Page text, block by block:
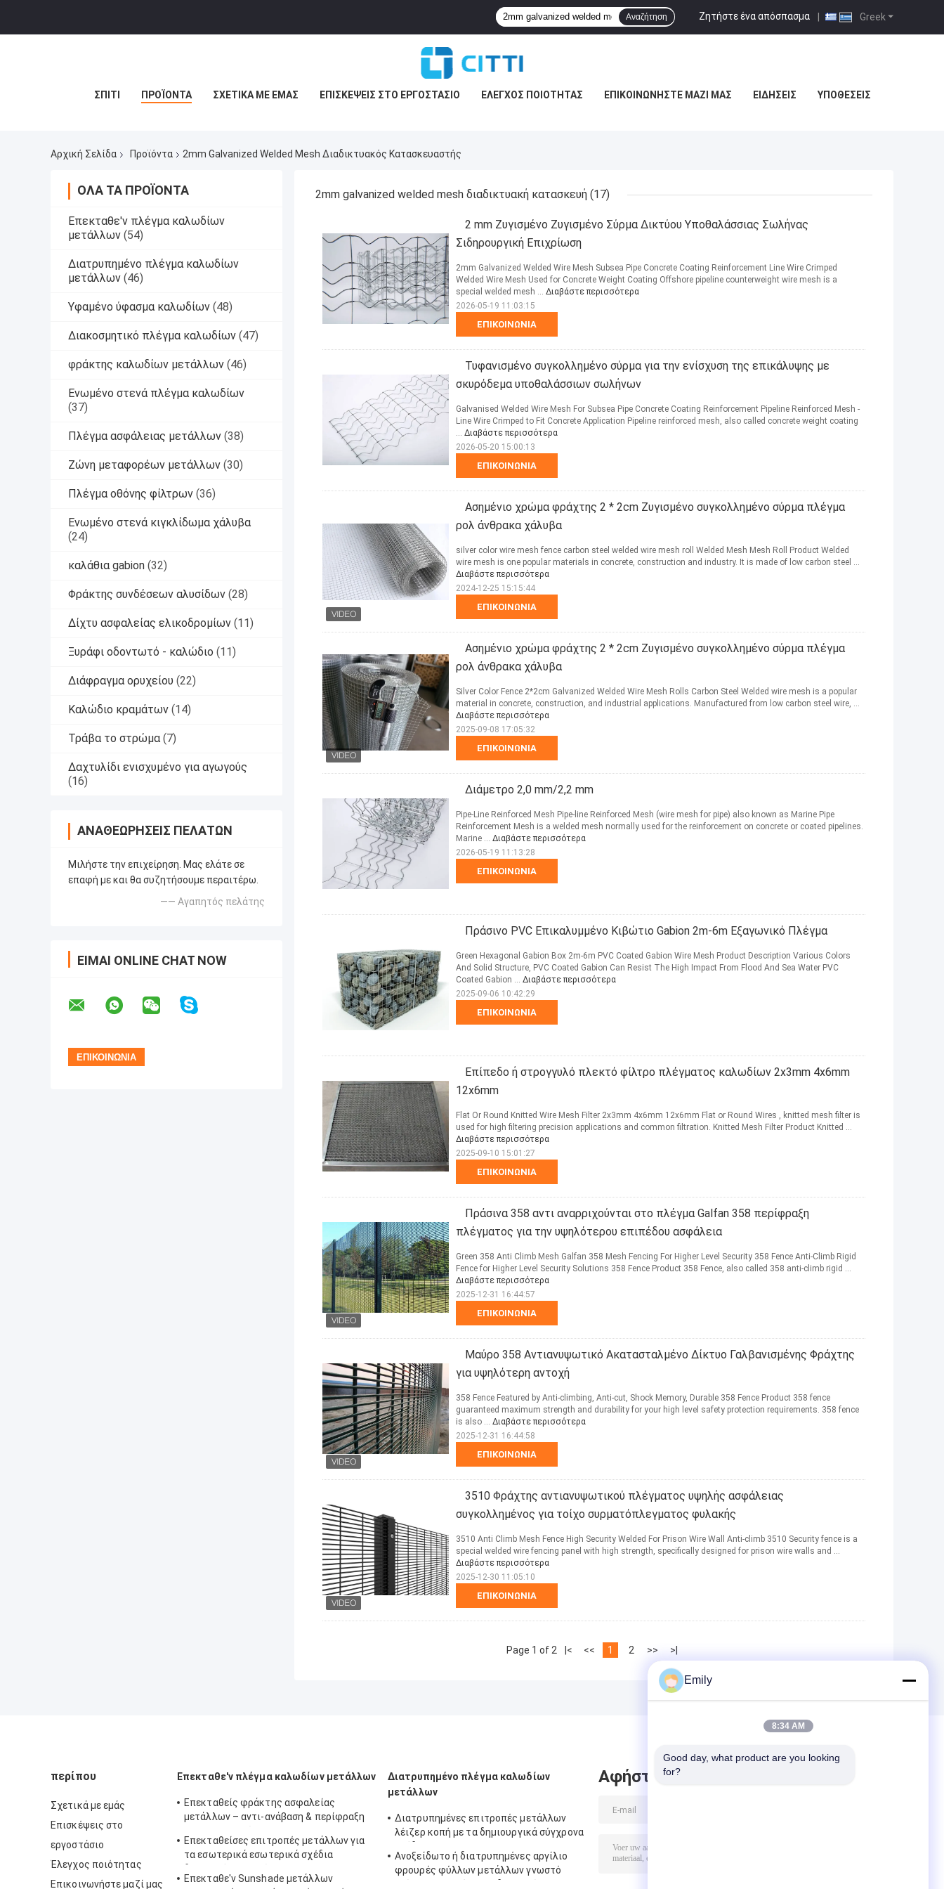
Greek
Ζητήστε ένα απόσπασμα |
Αναζήτηση
ΣΠΊΤΙ ΠΡΟΪΌΝΤΑ ΣΧΕΤΙΚΆ ΜΕ ΕΜΆΣ ΕΠΙΣΚΈΨΕΙΣ ΣΤΟ ΕΡΓΟΣΤΆΣΙΟ ΈΛΕΓΧΟΣ ΠΟΙΌΤΗΤΑΣ ΕΠΙΚΟΙΝΩΝΉΣΤΕ ΜΑΖΊ ΜΑΣ ΕΙΔΉΣΕΙΣ ΥΠΟΘΈΣΕΙΣ
Αρχική Σελίδα Προϊόντα 2mm Galvanized Welded Mesh Διαδικτυακός Κατασκευαστής
ΌΛΑ ΤΑ ΠΡΟΪΌΝΤΑ
Επεκταθε'ν πλέγμα καλωδίων
μετάλλων (54)
Διατρυπημένο πλέγμα καλωδίων
μετάλλων (46)
Υφαμένο ύφασμα καλωδίων (48)
Διακοσμητικό πλέγμα καλωδίων (47)
φράκτης καλωδίων μετάλλων (46)
Ενωμένο στενά πλέγμα καλωδίων
(37)
Πλέγμα ασφάλειας μετάλλων (38)
Ζώνη μεταφορέων μετάλλων (30)
Πλέγμα οθόνης φίλτρων (36)
Ενωμένο στενά κιγκλίδωμα χάλυβα
(24)
καλάθια gabion (32)
Φράκτης συνδέσεων αλυσίδων (28)
Δίχτυ ασφαλείας ελικοδρομίων (11)
Ξυράφι οδοντωτό - καλώδιο (11)
Διάφραγμα ορυχείου (22)
Καλώδιο κραμάτων (14)
Τράβα το στρώμα (7)
Δαχτυλίδι ενισχυμένο για αγωγούς
(16)
ΑΝΑΘΕΩΡΉΣΕΙΣ ΠΕΛΑΤΏΝ
Μιλήστε την επιχείρηση. Μας ελάτε σε
επαφή με και θα συζητήσουμε περαιτέρω.
—— Αγαπητός πελάτης
ΕΊΜΑΙ ONLINE CHAT NOW
2mm galvanized welded mesh διαδικτυακή κατασκευή (17)
2 mm Ζυγισμένο Ζυγισμένο Σύρμα Δικτύου Υποθαλάσσιας Σωλήνας
Σιδηρουργική Επιχρίωση
ΕΠΙΚΟΙΝΩΝΊΑ
2mm Galvanized Welded Wire Mesh Subsea Pipe Concrete Coating Reinforcement Line Wire Crimped
Welded Wire Mesh Used for Concrete Weight Coating Offshore pipeline counterweight wire mesh is a
special welded mesh ... Διαβάστε περισσότερα
2026-05-19 11:03:15
Τυφανισμένο συγκολλημένο σύρμα για την ενίσχυση της επικάλυψης με
σκυρόδεμα υποθαλάσσιων σωλήνων
ΕΠΙΚΟΙΝΩΝΊΑ
Galvanised Welded Wire Mesh For Subsea Pipe Concrete Coating Reinforcement Pipeline Reinforced Mesh -
Line Wire Crimped to Fit Concrete Application Pipeline reinforced mesh, also called concrete weight coating
... Διαβάστε περισσότερα
2026-05-20 15:00:13
Ασημένιο χρώμα φράχτης 2 * 2cm Ζυγισμένο συγκολλημένο σύρμα πλέγμα
ρολ άνθρακα χάλυβα
ΕΠΙΚΟΙΝΩΝΊΑ
silver color wire mesh fence carbon steel welded wire mesh roll Welded Mesh Mesh Roll Product Welded
wire mesh is one popular materials in concrete, construction and industry. It is made of low carbon steel ...
Διαβάστε περισσότερα
2024-12-25 15:15:44
Ασημένιο χρώμα φράχτης 2 * 2cm Ζυγισμένο συγκολλημένο σύρμα πλέγμα
ρολ άνθρακα χάλυβα
ΕΠΙΚΟΙΝΩΝΊΑ
Silver Color Fence 2*2cm Galvanized Welded Wire Mesh Rolls Carbon Steel Welded wire mesh is a popular
material in concrete, construction, and industrial applications. Manufactured from low carbon steel wire, ...
Διαβάστε περισσότερα
2025-09-08 17:05:32
Διάμετρο 2,0 mm/2,2 mm
ΕΠΙΚΟΙΝΩΝΊΑ
Pipe-Line Reinforced Mesh Pipe-line Reinforced Mesh (wire mesh for pipe) also known as Marine Pipe
Reinforcement Mesh is a welded mesh normally used for the reinforcement on concrete or coated pipelines.
Marine ... Διαβάστε περισσότερα
2026-05-19 11:13:28
Πράσινο PVC Επικαλυμμένο Κιβώτιο Gabion 2m-6m Εξαγωνικό Πλέγμα
ΕΠΙΚΟΙΝΩΝΊΑ
Green Hexagonal Gabion Box 2m-6m PVC Coated Gabion Wire Mesh Product Description Various Colors
And Solid Structure, PVC Coated Gabion Can Resist The High Impact From Flood And Sea Water PVC
Coated Gabion ... Διαβάστε περισσότερα
2025-09-06 10:42:29
Επίπεδο ή στρογγυλό πλεκτό φίλτρο πλέγματος καλωδίων 2x3mm 4x6mm
12x6mm
ΕΠΙΚΟΙΝΩΝΊΑ
Flat Or Round Knitted Wire Mesh Filter 2x3mm 4x6mm 12x6mm Flat or Round Wires , knitted mesh filter is
used for high filtering precision applications and common filtration. Knitted Mesh Filter Product Knitted ...
Διαβάστε περισσότερα
2025-09-10 15:01:27
Πράσινα 358 αντι αναρριχούνται στο πλέγμα Galfan 358 περίφραξη
πλέγματος για την υψηλότερου επιπέδου ασφάλεια
ΕΠΙΚΟΙΝΩΝΊΑ
Green 358 Anti Climb Mesh Galfan 358 Mesh Fencing For Higher Level Security 358 Fence Anti-Climb Rigid
Fence for Higher Level Security Solutions 358 Fence Product 358 Fence, also called 358 anti-climb rigid ...
Διαβάστε περισσότερα
2025-12-31 16:44:57
Μαύρο 358 Αντιανυψωτικό Ακατασταλμένο Δίκτυο Γαλβανισμένης Φράχτης
για υψηλότερη αντοχή
ΕΠΙΚΟΙΝΩΝΊΑ
358 Fence Featured by Anti-climbing, Anti-cut, Shock Memory, Durable 358 Fence Product 358 fence
guaranteed maximum strength and durability for your high level safety protection requirements. 358 fence
is also ... Διαβάστε περισσότερα
2025-12-31 16:44:58
3510 Φράχτης αντιανυψωτικού πλέγματος υψηλής ασφάλειας
συγκολλημένος για τοίχο συρματόπλεγματος φυλακής
ΕΠΙΚΟΙΝΩΝΊΑ
3510 Anti Climb Mesh Fence High Security Welded For Prison Wire Wall Anti-climb 3510 Security fence is a
special welded wire fencing panel with high strength, specifically designed for prison wire walls and ...
Διαβάστε περισσότερα
2025-12-30 11:05:10
Page 1 of 2 |< << 1 2 >> >|
περίπου
Σχετικά με εμάς
Επισκέψεις στο
εργοστάσιο
Έλεγχος ποιότητας
Επικοινωνήστε μαζί μας
Επεκταθε'ν πλέγμα καλωδίων μετάλλων
Επεκταθείς φράκτης ασφαλείας
μετάλλων – αντι-ανάβαση & περίφραξη
Επεκταθείσες επιτροπές μετάλλων για
τα εσωτερικά εσωτερικά σχέδια
Επεκταθε'ν Sunshade μετάλλων
Διατρυπημένο πλέγμα καλωδίων
μετάλλων
Διατρυπημένες επιτροπές μετάλλων
λέιζερ κοπή με τα δημιουργικά σύγχρονα
Ανοξείδωτο ή διατρυπημένες αργίλιο
φρουρές φύλλων μετάλλων γνωστό
Αφήστε μήνυμα
Emily
8:34 AM
Good day, what product are you looking
for?